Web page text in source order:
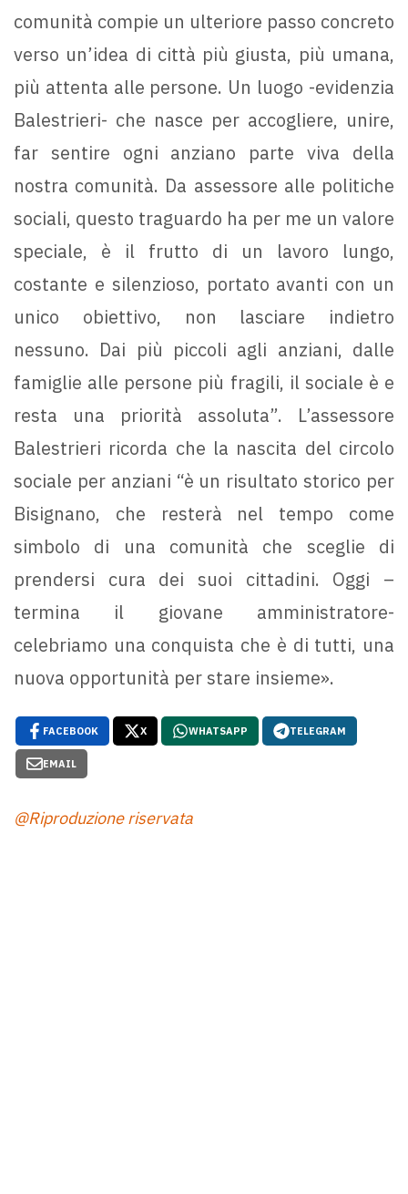
comunità compie un ulteriore passo concreto
verso un’idea di città più giusta, più umana,
più attenta alle persone. Un luogo -evidenzia
Balestrieri- che nasce per accogliere, unire,
far sentire ogni anziano parte viva della
nostra comunità. Da assessore alle politiche
sociali, questo traguardo ha per me un valore
speciale, è il frutto di un lavoro lungo,
costante e silenzioso, portato avanti con un
unico obiettivo, non lasciare indietro
nessuno. Dai più piccoli agli anziani, dalle
famiglie alle persone più fragili, il sociale è e
resta una priorità assoluta”. L’assessore
Balestrieri ricorda che la nascita del circolo
sociale per anziani “è un risultato storico per
Bisignano, che resterà nel tempo come
simbolo di una comunità che sceglie di
prendersi cura dei suoi cittadini. Oggi –
termina il giovane amministratore-
celebriamo una conquista che è di tutti, una
nuova opportunità per stare insieme».
FACEBOOK X WHATSAPP TELEGRAM
EMAIL
@Riproduzione riservata